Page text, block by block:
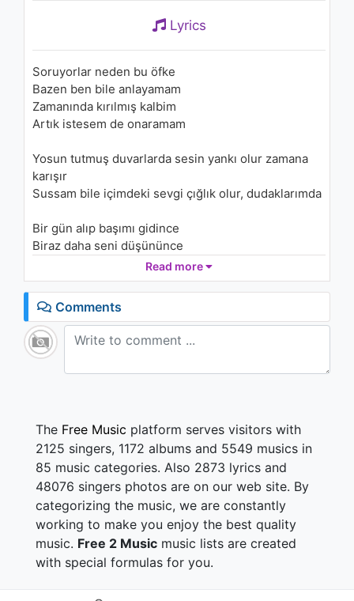
Lyrics
Soruyorlar neden bu öfke
Bazen ben bile anlayamam
Zamanında kırılmış kalbim
Artık istesem de onaramam
Yosun tutmuş duvarlarda sesin yankı olur zamana
karışır
Sussam bile içimdeki sevgi çığlık olur, dudaklarımda
Bir gün alıp başımı gidince
Biraz daha seni düşününce
Bahaneler tükenince dönüyorum
Yavaş yavaş savunmasız kalıp gözlerine yenik
düşüyorum
Avuçlarım soğuk soğuk olmuş hasretinden
sayıklıyorum
Read more
Comments
The Free Music platform serves visitors with
2125 singers, 1172 albums and 5549 musics in
85 music categories. Also 2873 lyrics and
48076 singers photos are on our web site. By
categorizing the music, we are constantly
working to make you enjoy the best quality
music. Free 2 Music music lists are created
with special formulas for you.